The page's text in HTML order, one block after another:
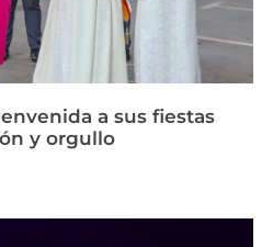
a sus fiestas
y orgullo